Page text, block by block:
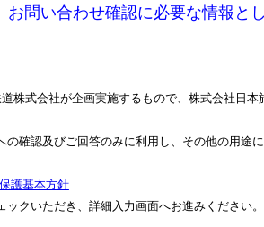
問い合わせ確認に必要な情報と
株式会社が企画実施するもので、株式会社日
確認及びご回答のみに利用し、その他の用途
護基本方針
クいただき、詳細入力画面へお進みください。